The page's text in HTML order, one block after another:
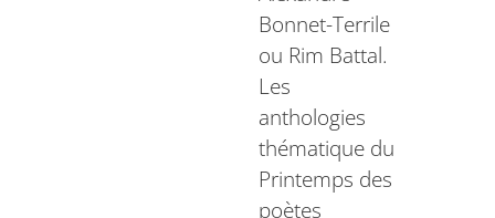
Bonnet-Terrile
ou Rim Battal.
Les
anthologies
thématique du
Printemps des
poètes